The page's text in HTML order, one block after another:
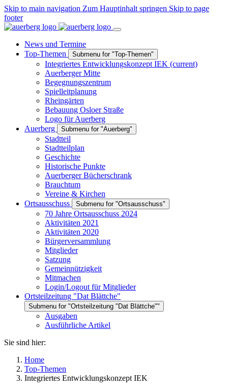
Skip to main navigation Zum Hauptinhalt springen Skip to page
footer
News und Termine
Top-Themen
Submenu for "Top-Themen"
Integriertes Entwicklungskonzept IEK (current)
Auerberger Mitte
Begegnungszentrum
Spielleitplanung
Rheingärten
Bebauung Osloer Straße
Logo für Auerberg
Auerberg
Submenu for "Auerberg"
Stadtteil
Stadtteilplan
Geschichte
Historische Punkte
Auerberger Bücherschrank
Brauchtum
Vereine & Kirchen
Ortsausschuss
Submenu for "Ortsausschuss"
70 Jahre Ortsausschuss 2024
Aktivitäten 2021
Aktivitäten 2020
Bürgerversammlung
Mitglieder
Satzung
Gemeinnützigkeit
Mitmachen
Login/Logout für Mitglieder
Ortsteilzeitung "Dat Blättche"
Submenu for "Ortsteilzeitung "Dat Blättche""
Ausgaben
Ausführliche Artikel
Sie sind hier:
Home
Top-Themen
Integriertes Entwicklungskonzept IEK